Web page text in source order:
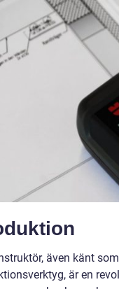
även känt
är en